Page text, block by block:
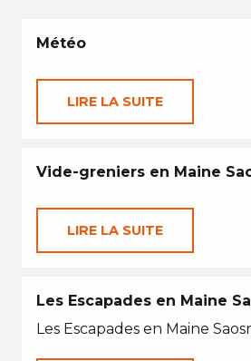
Météo
LIRE LA SUITE
Vide-greniers en Maine
LIRE LA SUITE
Les Escapades en Maine
Les Escapades en Maine